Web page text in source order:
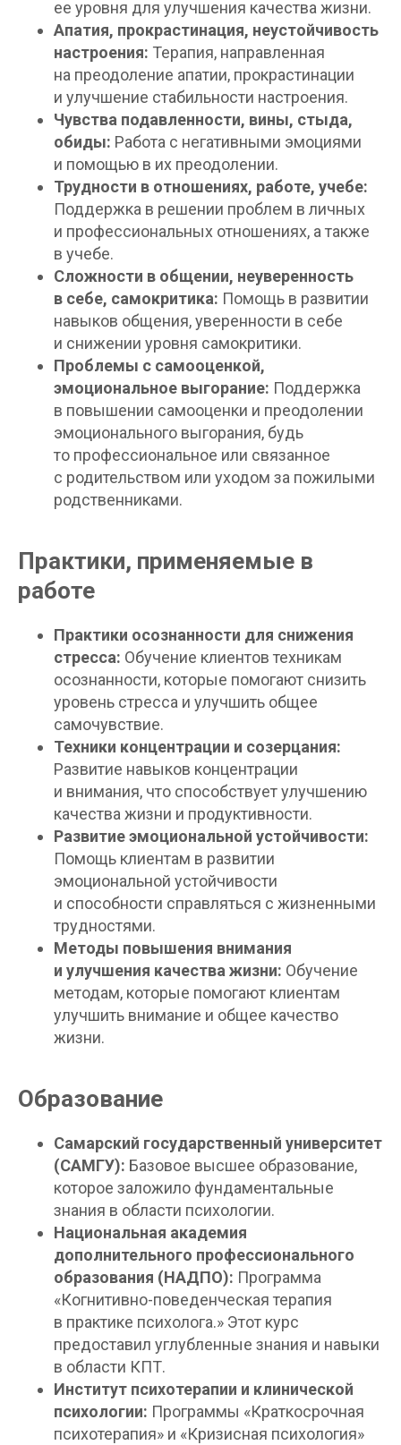
ее уровня для улучшения качества жизни.
Апатия, прокрастинация, неустойчивость
настроения: Терапия, направленная
на преодоление апатии, прокрастинации
и улучшение стабильности настроения.
Чувства подавленности, вины, стыда,
обиды: Работа с негативными эмоциями
и помощью в их преодолении.
Трудности в отношениях, работе, учебе:
Поддержка в решении проблем в личных
и профессиональных отношениях, а также
в учебе.
Сложности в общении, неуверенность
в себе, самокритика: Помощь в развитии
навыков общения, уверенности в себе
и снижении уровня самокритики.
Проблемы с самооценкой,
эмоциональное выгорание: Поддержка
в повышении самооценки и преодолении
эмоционального выгорания, будь
то профессиональное или связанное
с родительством или уходом за пожилыми
родственниками.
Практики, применяемые в
работе
Практики осознанности для снижения
стресса: Обучение клиентов техникам
осознанности, которые помогают снизить
уровень стресса и улучшить общее
самочувствие.
Техники концентрации и созерцания:
Развитие навыков концентрации
и внимания, что способствует улучшению
качества жизни и продуктивности.
Развитие эмоциональной устойчивости:
Помощь клиентам в развитии
эмоциональной устойчивости
и способности справляться с жизненными
трудностями.
Методы повышения внимания
и улучшения качества жизни: Обучение
методам, которые помогают клиентам
улучшить внимание и общее качество
жизни.
Образование
Самарский государственный университет
(САМГУ): Базовое высшее образование,
которое заложило фундаментальные
знания в области психологии.
Национальная академия
дополнительного профессионального
образования (НАДПО): Программа
«Когнитивно-поведенческая терапия
в практике психолога.» Этот курс
предоставил углубленные знания и навыки
в области КПТ.
Институт психотерапии и клинической
психологии: Программы «Краткосрочная
психотерапия» и «Кризисная психология»